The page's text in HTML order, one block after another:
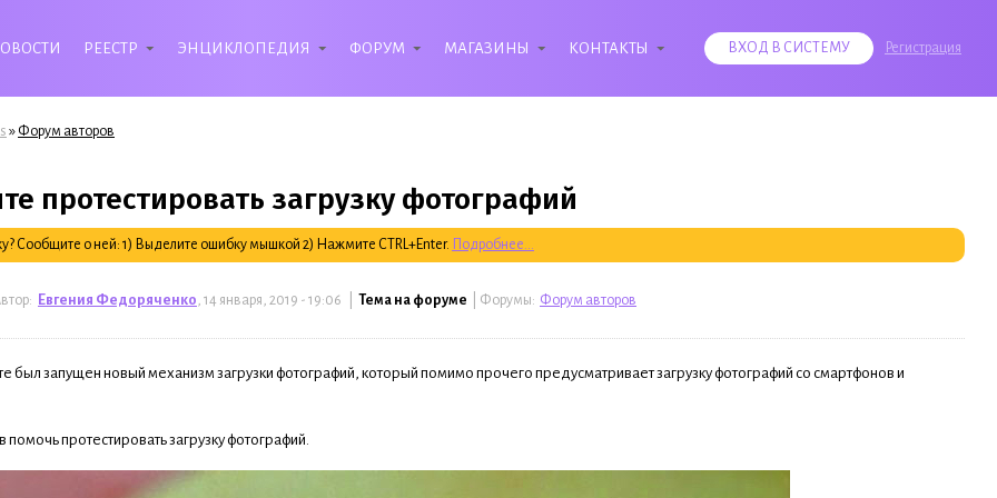
РЕЕСТР ЭНЦИКЛОПЕДИЯ ФОРУМ МАГАЗИНЫ КОНТАКТЫ ВХОД В СИСТЕМУ Регистрация
» Форум авторов
протестировать загрузку фотографий
Сообщите о ней: 1) Выделите ошибку мышкой 2) Нажмите CTRL+Enter. Подробнее...
Евгения Федоряченко , 14 января, 2019 - 19:06 | Тема на форуме | Форумы: Форум авторов
был запущен новый механизм загрузки фотографий, который помимо прочего предусматривает загрузку фотографий со смартфонов и
протестировать загрузку фотографий.